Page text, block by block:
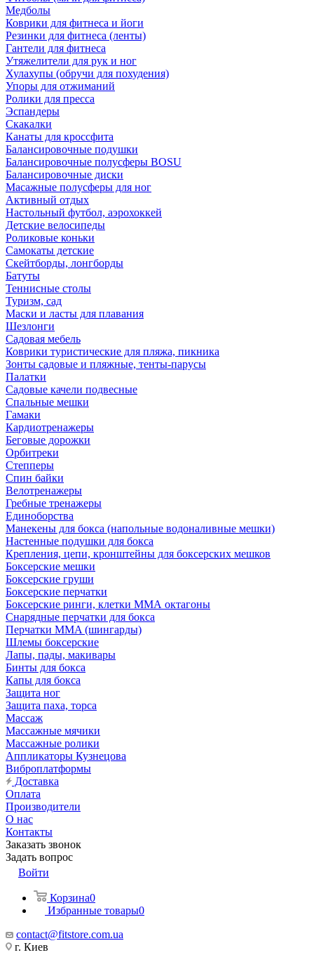
Медболы
Коврики для фитнеса и йоги
Резинки для фитнеса (ленты)
Гантели для фитнеса
Утяжелители для рук и ног
Хулахупы (обручи для похудения)
Упоры для отжиманий
Ролики для пресса
Эспандеры
Скакалки
Канаты для кроссфита
Балансировочные подушки
Балансировочные полусферы BOSU
Балансировочные диски
Масажные полусферы для ног
Активный отдых
Настольный футбол, аэрохоккей
Детские велосипеды
Роликовые коньки
Самокаты детские
Скейтборды, лонгборды
Батуты
Теннисные столы
Туризм, сад
Маски и ласты для плавания
Шезлонги
Садовая мебель
Коврики туристические для пляжа, пикника
Зонты садовые и пляжные, тенты-парусы
Палатки
Садовые качели подвесные
Спальные мешки
Гамаки
Кардиотренажеры
Беговые дорожки
Орбитреки
Степперы
Спин байки
Велотренажеры
Гребные тренажеры
Единоборства
Манекены для бокса (напольные водоналивные мешки)
Настенные подушки для бокса
Крепления, цепи, кронштейны для боксерских мешков
Боксерские мешки
Боксерские груши
Боксерские перчатки
Боксерские ринги, клетки ММА октагоны
Снарядные перчатки для бокса
Перчатки MMA (шингарды)
Шлемы боксерские
Лапы, пады, макивары
Бинты для бокса
Капы для бокса
Защита ног
Защита паха, торса
Массаж
Массажные мячики
Массажные ролики
Аппликаторы Кузнецова
Виброплатформы
Доставка
Оплата
Производители
О нас
Контакты
Заказать звонок
Задать вопрос
Войти
Корзина0
Избранные товары0
contact@fitstore.com.ua
г. Киев